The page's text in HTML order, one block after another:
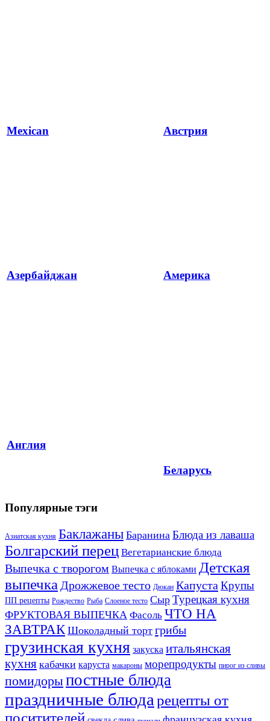
Mexican Австрия
Азербайджан Америка
Англия
Беларусь
Популярные тэги
Азиатская кухня Баклажаны Баранина Блюда из лаваша
Болгарский перец Вегетарианские блюда
Выпечка с творогом Выпечка с яблоками Детская
выпечка Дрожжевое тесто Дюкан Капуста Крупы
ПП рецепты Рождество Рыба Слоеное тесто Сыр Турецкая кухня
ФРУКТОВАЯ ВЫПЕЧКА Фасоль ЧТО НА
ЗАВТРАК Шоколадный торт грибы
грузинская кухня закуска итальянская
кухня кабачки каруста макароны морепродукты пирог из сливы
помидорыпостные блюда
праздничные блюда рецепты от
поситителей